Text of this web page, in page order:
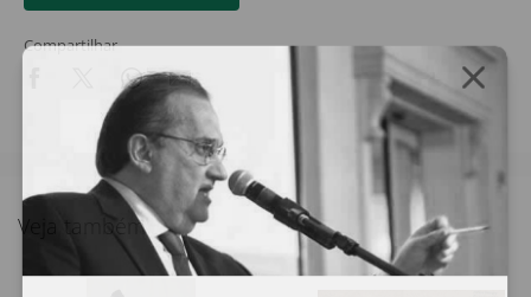
Compartilhar
Veja também